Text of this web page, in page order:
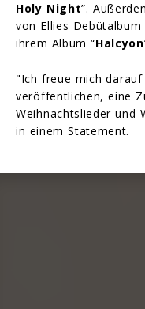
Holy Night”.
von Ellies Debütalbum
ihrem Album “Halcyon
"Ich freue mich darauf
veröffentlichen, eine
Weihnachtslieder und
in einem Statement.